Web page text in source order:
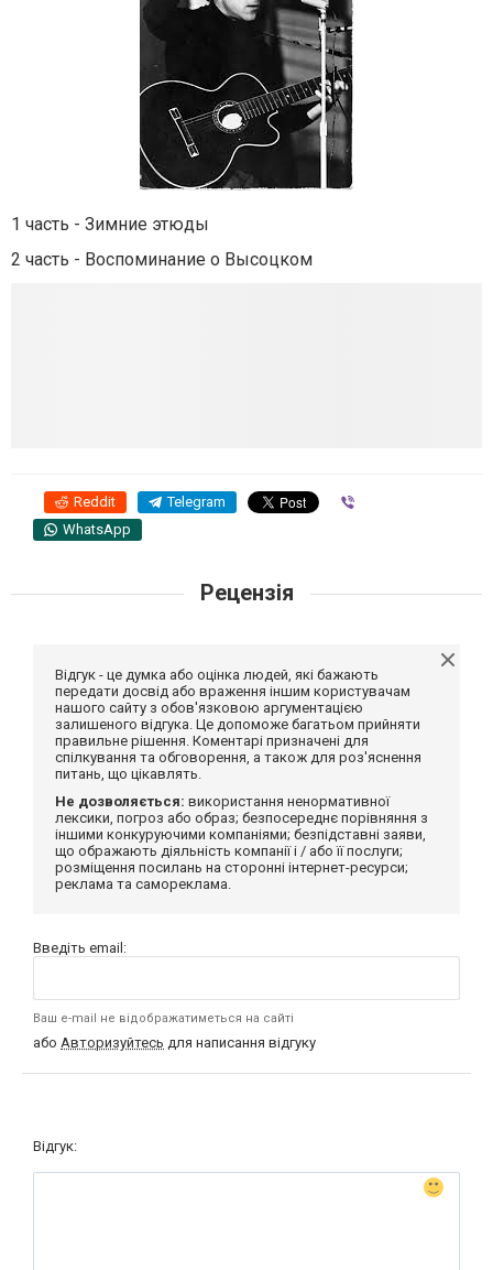
1 часть - Зимние этюды
2 часть - Воспоминание о Высоцком
Reddit Telegram
WhatsApp
Рецензія
Відгук - це думка або оцінка людей, які бажають
передати досвід або враження іншим користувачам
нашого сайту з обов'язковою аргументацією
залишеного відгука. Це допоможе багатьом прийняти
правильне рішення. Коментарі призначені для
спілкування та обговорення, а також для роз'яснення
питань, що цікавлять.
Не дозволяється: використання ненормативної
лексики, погроз або образ; безпосереднє порівняння з
іншими конкуруючими компаніями; безпідставні заяви,
що ображають діяльність компанії і / або її послуги;
розміщення посилань на сторонні інтернет-ресурси;
реклама та самореклама.
Введіть email:
Ваш e-mail не відображатиметься на сайті
або Авторизуйтесь для написання відгуку
Відгук: